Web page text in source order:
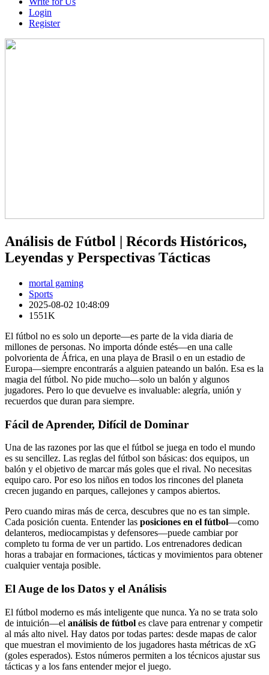
Login
Register
Análisis de Fútbol | Récords Históricos,
Leyendas y Perspectivas Tácticas
mortal gaming
Sports
2025-08-02 10:48:09
1551K
El fútbol no es solo un deporte—es parte de la vida diaria de
millones de personas. No importa dónde estés—en una calle
polvorienta de África, en una playa de Brasil o en un estadio de
Europa—siempre encontrarás a alguien pateando un balón. Esa es la
magia del fútbol. No pide mucho—solo un balón y algunos
jugadores. Pero lo que devuelve es invaluable: alegría, unión y
recuerdos que duran para siempre.
Fácil de Aprender, Difícil de Dominar
Una de las razones por las que el fútbol se juega en todo el mundo
es su sencillez. Las reglas del fútbol son básicas: dos equipos, un
balón y el objetivo de marcar más goles que el rival. No necesitas
equipo caro. Por eso los niños en todos los rincones del planeta
crecen jugando en parques, callejones y campos abiertos.
Pero cuando miras más de cerca, descubres que no es tan simple.
Cada posición cuenta. Entender las posiciones en el fútbol—como
delanteros, mediocampistas y defensores—puede cambiar por
completo tu forma de ver un partido. Los entrenadores dedican
horas a trabajar en formaciones, tácticas y movimientos para obtener
cualquier ventaja posible.
El Auge de los Datos y el Análisis
El fútbol moderno es más inteligente que nunca. Ya no se trata solo
de intuición—el análisis de fútbol es clave para entrenar y competir
al más alto nivel. Hay datos por todas partes: desde mapas de calor
que muestran el movimiento de los jugadores hasta métricas de xG
(goles esperados). Estos números permiten a los técnicos ajustar sus
tácticas y a los fans entender mejor el juego.